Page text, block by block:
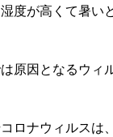
度が高くて暑い
原因となるウィ
ロナウィルスは